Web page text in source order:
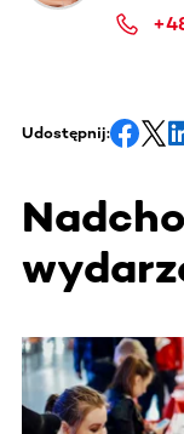
Udostępnij:
Ta sekcja